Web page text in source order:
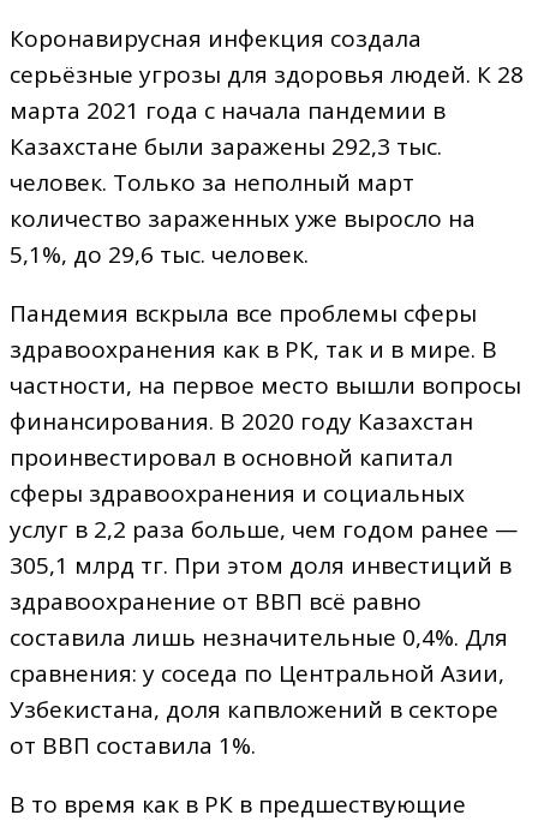
Коронавирусная инфекция создала
серьёзные угрозы для здоровья людей. К 28
марта 2021 года с начала пандемии в
Казахстане были заражены 292,3 тыс.
человек. Только за неполный март
количество зараженных уже выросло на
5,1%, до 29,6 тыс. человек.
Пандемия вскрыла все проблемы сферы
здравоохранения как в РК, так и в мире. В
частности, на первое место вышли вопросы
финансирования. В 2020 году Казахстан
проинвестировал в основной капитал
сферы здравоохранения и социальных
услуг в 2,2 раза больше, чем годом ранее —
305,1 млрд тг. При этом доля инвестиций в
здравоохранение от ВВП всё равно
составила лишь незначительные 0,4%. Для
сравнения: у соседа по Центральной Азии,
Узбекистана, доля капвложений в секторе
от ВВП составила 1%.
В то время как в РК в предшествующие